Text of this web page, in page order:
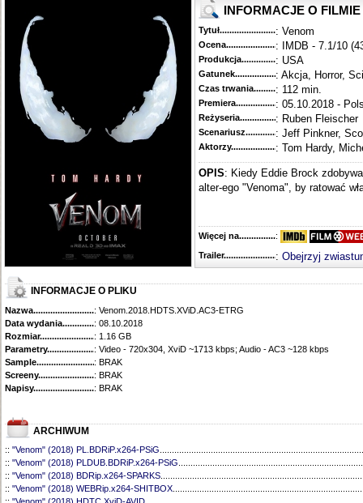
INFORMACJE O FILMIE
Tytuł............................................
: Venom
Ocena.............................................
: IMDB - 7.1/10
Produkcja.........................................
: USA
Gatunek...........................................
: Akcja, Horror,
Czas trwania......................................
: 112 min.
Premiera..........................................
: 05.10.2018 -
Reżyseria........................................
: Ruben Fleischer
Scenariusz........................................
: Jeff Pinkner,
Aktorzy...........................................
: Tom Hardy,
OPIS: Kiedy Eddie Brock
alter-ego "Venoma", by ratować
Więcej na........................................
:
Trailer...........................................
: Obejrzyj
INFORMACJE O PLIKU
Nazwa.............................................: Venom.2018.HDTS.XViD.AC3-ETRG
Data wydania......................................
: 08.10.2018
Rozmiar...........................................
: 1.16 GB
Parametry.........................................: Video - 720x304, XviD ~1713 kbps; Audio - AC3 ~128 kbps
Sample............................................
: BRAK
Screeny...........................................
: BRAK
Napisy............................................
: BRAK
ARCHIWUM
:: "Venom" (2018) PL.BDRiP.x264-PSiG
:: "Venom" (2018) PLDUB.BDRiP.x264-PSiG
:: "Venom" (2018) BDRip.x264-SPARKS
:: "Venom" (2018) WEBRip.x264-SHITBOX